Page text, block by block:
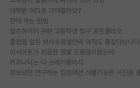
대학원 어디로 가야할까요?
편애 하는 방법
알츠하이머 관련 고등학생 탐구 포트폴리오
졸업을 앞둔 박사수료생인데 아직도 출장다닙니다
이사이트가 처음엔 정말 도움많이됐는데
커뮤니티는 다 쓰레기통이지